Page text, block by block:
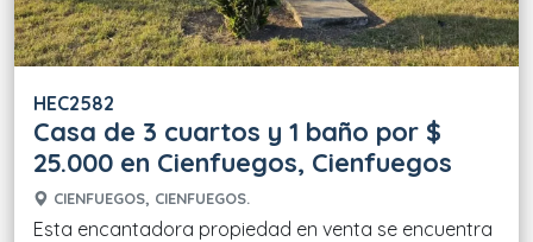
HEC2582
Casa de 3 cuartos y 1 baño por $
25.000 en Cienfuegos, Cienfuegos
CIENFUEGOS, CIENFUEGOS.
Esta encantadora propiedad en venta se encuentra